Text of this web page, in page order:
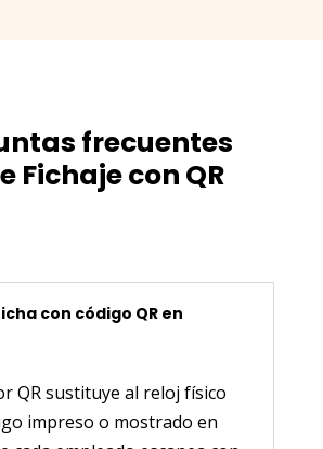
frecuentes
Fichaje con QR
con código QR en
QR sustituye al reloj físico
impreso o mostrado en